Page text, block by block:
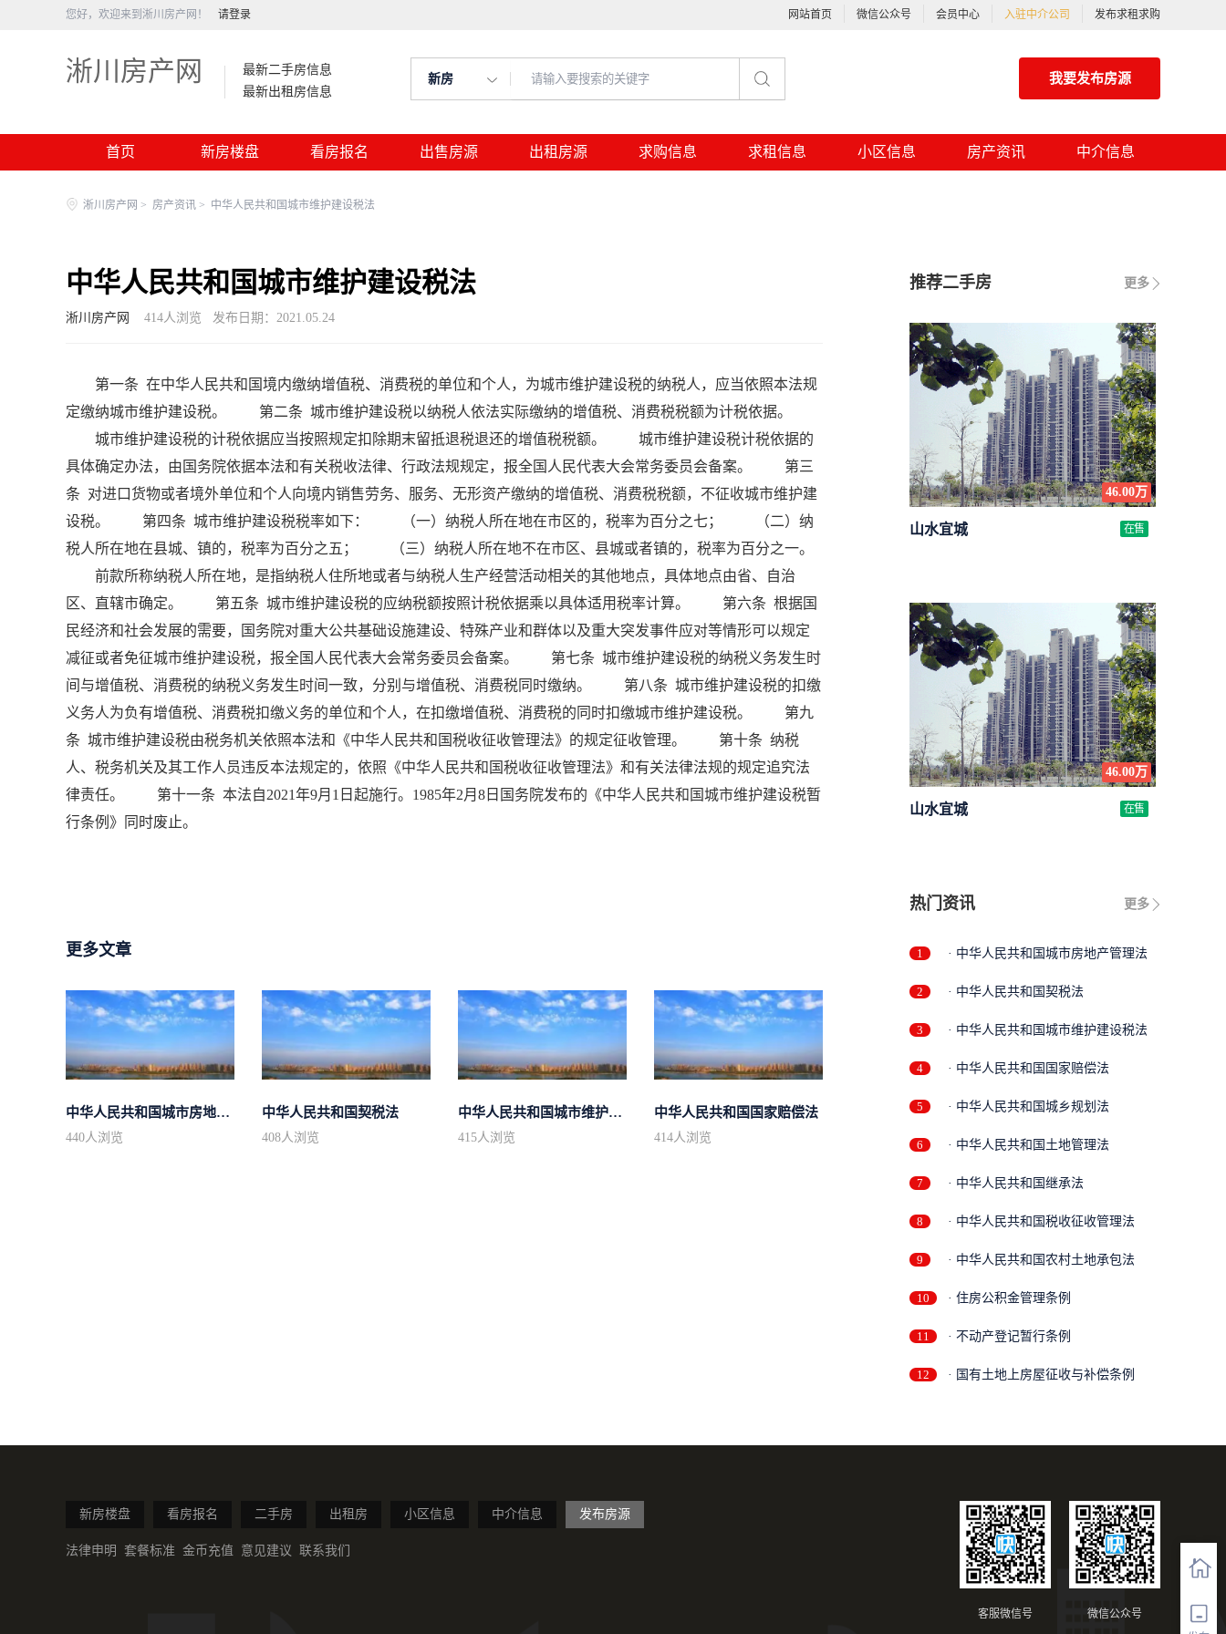
您好，欢迎来到淅川房产网！ 请登录 网站首页 微信公众号 会员中心 入驻中介公司 发布求租求购
淅川房产网
最新二手房信息
最新出租房信息
新房 我要发布房源
首页 新房楼盘 看房报名 出售房源 出租房源 求购信息 求租信息 小区信息 房产资讯 中介信息
淅川房产网 > 房产资讯 > 中华人民共和国城市维护建设税法
中华人民共和国城市维护建设税法
淅川房产网 414人浏览 发布日期：2021.05.24
第一条 在中华人民共和国境内缴纳增值税、消费税的单位和个人，为城市维护建设税的纳税人，应当依照本法规
定缴纳城市维护建设税。 第二条 城市维护建设税以纳税人依法实际缴纳的增值税、消费税税额为计税依据。
城市维护建设税的计税依据应当按照规定扣除期末留抵退税退还的增值税税额。 城市维护建设税计税依据的
具体确定办法，由国务院依据本法和有关税收法律、行政法规规定，报全国人民代表大会常务委员会备案。 第三
条 对进口货物或者境外单位和个人向境内销售劳务、服务、无形资产缴纳的增值税、消费税税额，不征收城市维护建
设税。 第四条 城市维护建设税税率如下： （一）纳税人所在地在市区的，税率为百分之七； （二）纳
税人所在地在县城、镇的，税率为百分之五； （三）纳税人所在地不在市区、县城或者镇的，税率为百分之一。
前款所称纳税人所在地，是指纳税人住所地或者与纳税人生产经营活动相关的其他地点，具体地点由省、自治
区、直辖市确定。 第五条 城市维护建设税的应纳税额按照计税依据乘以具体适用税率计算。 第六条 根据国
民经济和社会发展的需要，国务院对重大公共基础设施建设、特殊产业和群体以及重大突发事件应对等情形可以规定
减征或者免征城市维护建设税，报全国人民代表大会常务委员会备案。 第七条 城市维护建设税的纳税义务发生时
间与增值税、消费税的纳税义务发生时间一致，分别与增值税、消费税同时缴纳。 第八条 城市维护建设税的扣缴
义务人为负有增值税、消费税扣缴义务的单位和个人，在扣缴增值税、消费税的同时扣缴城市维护建设税。 第九
条 城市维护建设税由税务机关依照本法和《中华人民共和国税收征收管理法》的规定征收管理。 第十条 纳税
人、税务机关及其工作人员违反本法规定的，依照《中华人民共和国税收征收管理法》和有关法律法规的规定追究法
律责任。 第十一条 本法自2021年9月1日起施行。1985年2月8日国务院发布的《中华人民共和国城市维护建设税暂
行条例》同时废止。
更多文章
中华人民共和国城市房地产管理法
440人浏览
中华人民共和国契税法
408人浏览
中华人民共和国城市维护建设税法
415人浏览
中华人民共和国国家赔偿法
414人浏览
更多
推荐二手房
46.00万
山水宜城 在售
46.00万
山水宜城 在售
更多
热门资讯
1 · 中华人民共和国城市房地产管理法
2 · 中华人民共和国契税法
3 · 中华人民共和国城市维护建设税法
4 · 中华人民共和国国家赔偿法
5 · 中华人民共和国城乡规划法
6 · 中华人民共和国土地管理法
7 · 中华人民共和国继承法
8 · 中华人民共和国税收征收管理法
9 · 中华人民共和国农村土地承包法
10 · 住房公积金管理条例
11 · 不动产登记暂行条例
12 · 国有土地上房屋征收与补偿条例
新房楼盘 看房报名 二手房 出租房 小区信息 中介信息 发布房源
法律申明 套餐标准 金币充值 意见建议 联系我们
微信公众号
客服微信号